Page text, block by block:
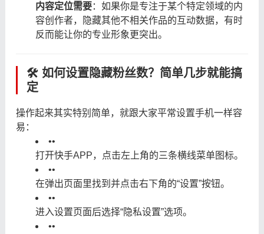
内容定位需要：如果你是专注于某个特定领域的内
容创作者，隐藏其他不相关作品的互动数据，有时
反而能让你的专业形象更突出。
🛠️ 如何设置隐藏粉丝数？简单几步就能搞
定
操作起来其实特别简单，就跟大家平常设置手机一样容
易：
••
打开快手APP，点击左上角的三条横线菜单图标。
••
在弹出页面里找到并点击右下角的“设置”按钮。
••
进入设置页面后选择“隐私设置”选项。
••